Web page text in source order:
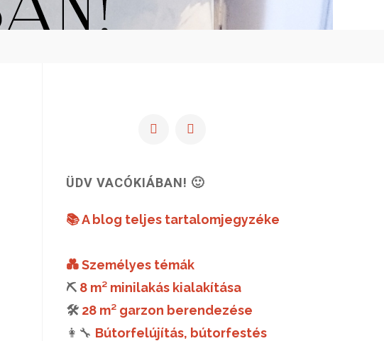
ÜDV VACÓKIÁBAN! 🙂
📚 A blog teljes tartalomjegyzéke
💑 Személyes témák
⛏️ 8 m² minilakás kialakítása
🛠️ 28 m² garzon berendezése
👩‍🔧 Bútorfelújítás, bútorfestés